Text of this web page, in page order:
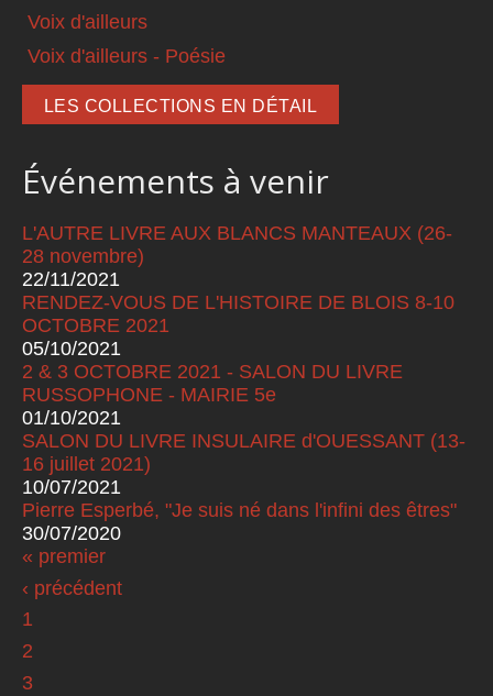
Voix d'ailleurs
Voix d'ailleurs - Poésie
LES COLLECTIONS EN DÉTAIL
Événements à venir
L'AUTRE LIVRE AUX BLANCS MANTEAUX (26-
28 novembre)
22/11/2021
RENDEZ-VOUS DE L'HISTOIRE DE BLOIS 8-10
OCTOBRE 2021
05/10/2021
2 & 3 OCTOBRE 2021 - SALON DU LIVRE
RUSSOPHONE - MAIRIE 5e
01/10/2021
SALON DU LIVRE INSULAIRE d'OUESSANT (13-
16 juillet 2021)
10/07/2021
Pierre Esperbé, "Je suis né dans l'infini des êtres"
30/07/2020
Pages
« premier
‹ précédent
1
2
3